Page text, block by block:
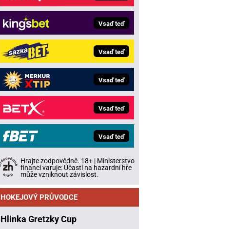
Vsaď teď
Vsaď teď
Vsaď teď
Vsaď teď
Vsaď teď
Hrajte zodpovědně. 18+ | Ministerstvo
financí varuje: Účastí na hazardní hře
může vzniknout závislost.
HOKEJOVÝ PRŮVODCE
Hlinka Gretzky Cup